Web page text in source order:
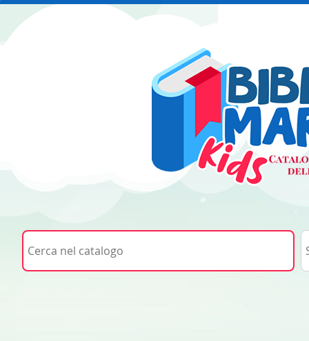
Cerca su "Cerca nel catalogo"